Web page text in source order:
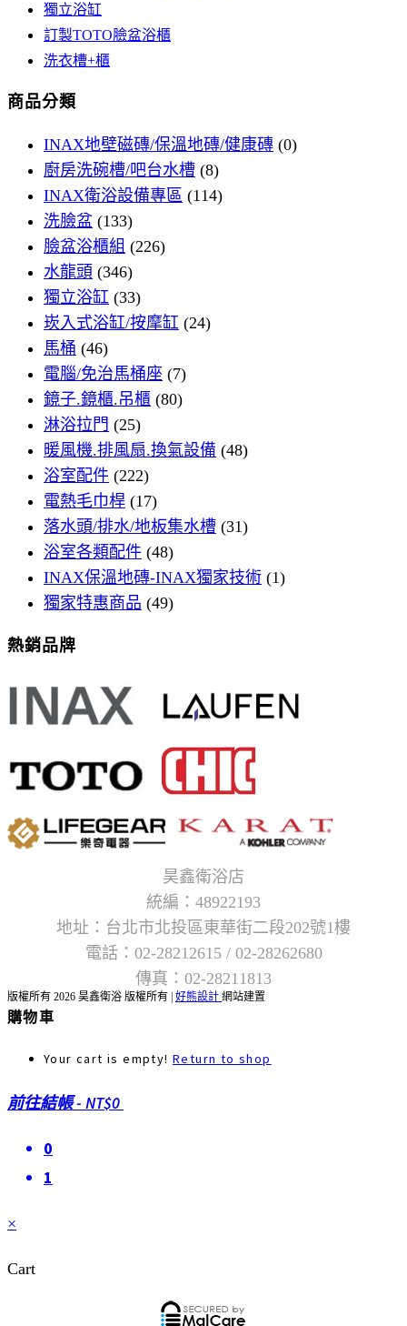
獨立浴缸
訂製TOTO臉盆浴櫃
洗衣槽+櫃
商品分類
INAX地壁磁磚/保溫地磚/健康磚 (0)
廚房洗碗槽/吧台水槽 (8)
INAX衛浴設備專區 (114)
洗臉盆 (133)
臉盆浴櫃組 (226)
水龍頭 (346)
獨立浴缸 (33)
崁入式浴缸/按摩缸 (24)
馬桶 (46)
電腦/免治馬桶座 (7)
鏡子.鏡櫃.吊櫃 (80)
淋浴拉門 (25)
暖風機.排風扇.換氣設備 (48)
浴室配件 (222)
電熱毛巾桿 (17)
落水頭/排水/地板集水槽 (31)
浴室各類配件 (48)
INAX保溫地磚-INAX獨家技術 (1)
獨家特惠商品 (49)
熱銷品牌
昊鑫衛浴店
統編：48922193
地址：台北市北投區東華街二段202號1樓
電話：02-28212615 / 02-28262680
傳真：02-28211813
版權所有 2026 昊鑫衛浴 版權所有 | 好熊設計 網站建置
購物車
Your cart is empty! Return to shop
前往結帳- NT$0
0
1
×
Cart